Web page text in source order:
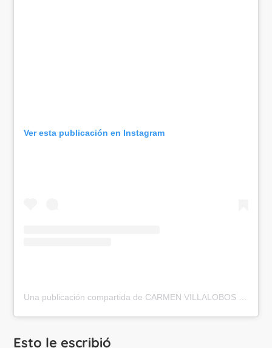
Ver esta publicación en Instagram
Esto le escribió